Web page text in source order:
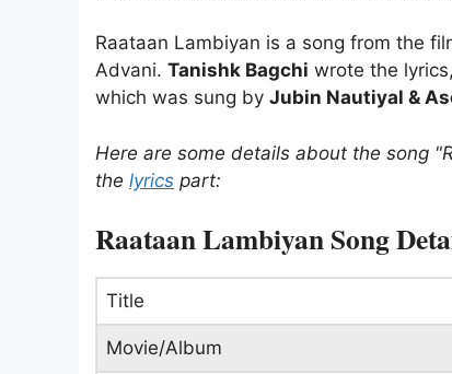
Raataan Lambiyan is a song from the
Advani. Tanishk Bagchi wrote the
which was sung by Jubin Nautiyal &
Here are some details about the song
the lyrics part:
Raataan Lambiyan Song
Title
Movie/Album